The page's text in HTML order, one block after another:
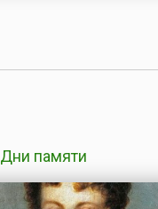
Дни памяти